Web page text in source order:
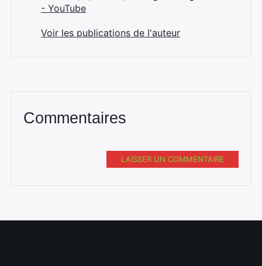
- YouTube
Voir les publications de l'auteur
Commentaires
LAISSER UN COMMENTAIRE
Rechercher